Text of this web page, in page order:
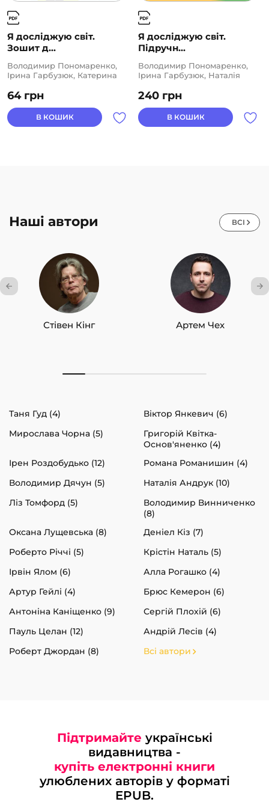
Я досліджую світ.
Зошит д...
64 грн
Володимир Пономаренко,
Ірина Гарбузюк, Катерина
Олена Хомич, Тетяна
Воронцова
В КОШИК
Я досліджую світ.
Підручн...
240 грн
Володимир Пономаренко,
Ірина Гарбузюк, Наталія
Тетяна Воронцова
В КОШИК
Наші автори ВСІ
Стівен Кінг Артем Чех
Таня Гуд (4)
Віктор Янкевич (6)
Мирослава Чорна (5)
Григорій Квітка-
Основ'яненко (4)
Ірен Роздобудько (12)
Романа Романишин (4)
Володимир Дячун (5)
Наталія Андрук (10)
Ліз Томфорд (5)
Володимир Винниченко
(8)
Оксана Лущевська (8)
Деніел Кіз (7)
Роберто Річчі (5)
Крістін Наталь (5)
Ірвін Ялом (6)
Алла Рогашко (4)
Артур Гейлі (4)
Брюс Кемерон (6)
Антоніна Каніщенко (9)
Сергій Плохій (6)
Пауль Целан (12)
Андрій Лесів (4)
Роберт Джордан (8)
Всі автори
Підтримайте українські
видавництва -
купіть електронні книги
улюблених авторів у форматі
EPUB.